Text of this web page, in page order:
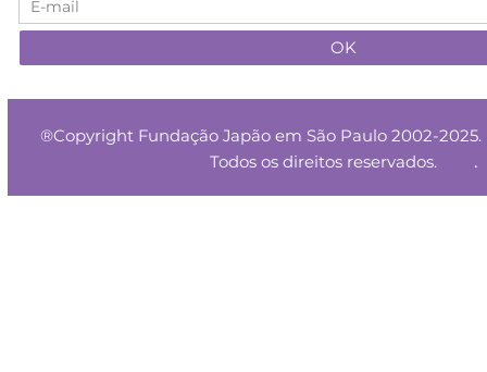
®Copyright Fundação Japão em São Paulo 2002-2025.
Todos os direitos reservados.
.